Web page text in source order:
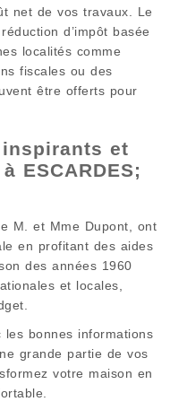
net de vos travaux. Le
d’impôt basée
localités comme
fiscales ou des
être offerts pour
inspirants et
ESCARDES;
M. et Mme Dupont, ont
en profitant des aides
des années 1960
et locales,
les bonnes informations
grande partie de vos
votre maison en